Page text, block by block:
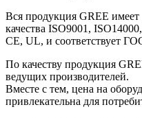
Вся продукция GREE
качества ISO9001, ISO14000,
CE, UL, и соответствует
По качеству продукция
ведущих производителей.
Вместе с тем, цена на
привлекательна для